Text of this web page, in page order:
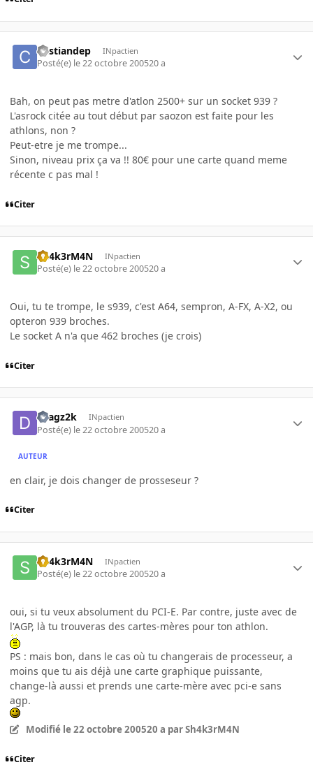
cristiandep INpactien
Posté(e) le 22 octobre 200520 a
Bah, on peut pas metre d'atlon 2500+ sur un socket 939 ?
L'asrock citée au tout début par saozon est faite pour les
athlons, non ?
Peut-etre je me trompe...
Sinon, niveau prix ça va !! 80€ pour une carte quand meme
récente c pas mal !
Citer
Sh4k3rM4N INpactien
Posté(e) le 22 octobre 200520 a
Oui, tu te trompe, le s939, c'est A64, sempron, A-FX, A-X2, ou
opteron 939 broches.
Le socket A n'a que 462 broches (je crois)
Citer
Dragz2k INpactien
Posté(e) le 22 octobre 200520 a
AUTEUR
en clair, je dois changer de prosseseur ?
Citer
Sh4k3rM4N INpactien
Posté(e) le 22 octobre 200520 a
oui, si tu veux absolument du PCI-E. Par contre, juste avec de
l'AGP, là tu trouveras des cartes-mères pour ton athlon.
PS : mais bon, dans le cas où tu changerais de processeur, a
moins que tu ais déjà une carte graphique puissante,
change-là aussi et prends une carte-mère avec pci-e sans
agp.
Modifié le 22 octobre 200520 a par Sh4k3rM4N
Citer